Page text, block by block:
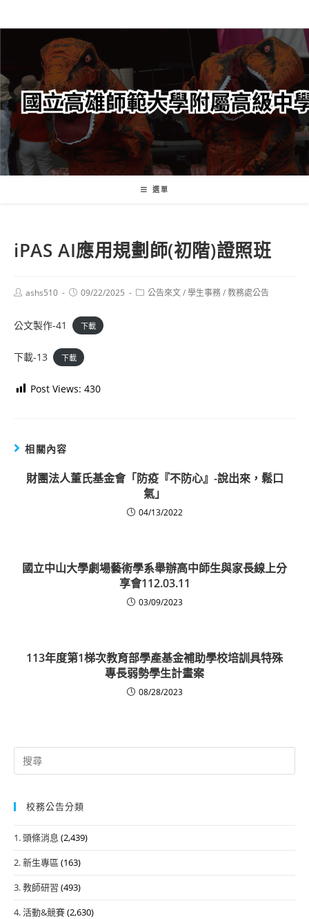
轉
要
內
容
選單
iPAS AI應用規劃師(初階)證照班
Postashs510
Post09/22/2025
Post公告來文/學生事務/教務處公告
公文製作-41 下載
下載-13 下載
Post Views: 430
相關內容
財團法人董氏基金會「防疫『不防心』-說出來，鬆口
氣」
04/13/2022
國立中山大學劇場藝術學系舉辦高中師生與家長線上分
享會112.03.11
03/09/2023
113年度第1梯次教育部學產基金補助學校培訓具特殊
專長弱勢學生計畫案
08/28/2023
Search
for:
校務公告分類
1. 頭條消息 (2,439)
2. 新生專區 (163)
3. 教師研習 (493)
4. 活動&競賽(2,630)